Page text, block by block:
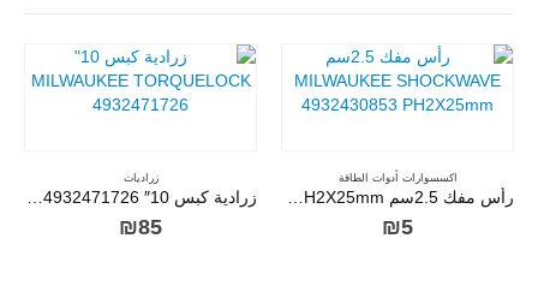
اكسسوارات أدوات الطاقة
₪5
زراديات
₪85